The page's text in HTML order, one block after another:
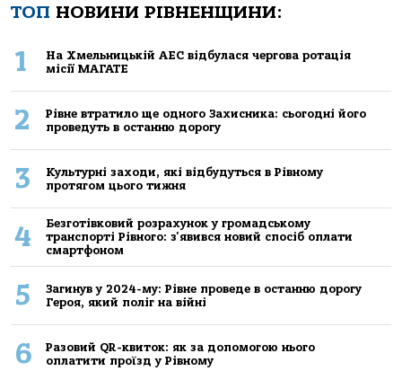
ТОП НОВИНИ РІВНЕНЩИНИ:
1
На Хмельницькій АЕС відбулася чергова ротація
місії МАГАТЕ
2
Рівне втратило ще одного Захисника: сьогодні його
проведуть в останню дорогу
3
Культурні заходи, які відбудуться в Рівному
протягом цього тижня
4
Безготівковий розрахунок у громадському
транспорті Рівного: з'явився новий спосіб оплати
смартфоном
5
Загинув у 2024-му: Рівне проведе в останню дорогу
Героя, який поліг на війні
6
Разовий QR-квиток: як за допомогою нього
оплатити проїзд у Рівному